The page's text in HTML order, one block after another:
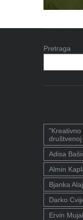
Pretraga
"Kreativno
Adisa
Almin
Bjanka
Darko
Ervin